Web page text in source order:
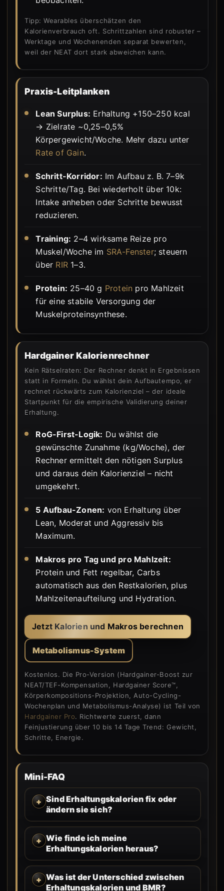
Tipp: Wearables überschätzen den
Kalorienverbrauch oft. Schrittzahlen sind robuster –
Werktage und Wochenenden separat bewerten,
weil der NEAT dort stark abweichen kann.
Praxis-Leitplanken
Lean Surplus: Erhaltung +150–250 kcal
→ Zielrate ~0,25–0,5%
Körpergewicht/Woche. Mehr dazu unter
Rate of Gain.
Schritt-Korridor: Im Aufbau z. B. 7–9k
Schritte/Tag. Bei wiederholt über 10k:
Intake anheben oder Schritte bewusst
reduzieren.
Training: 2–4 wirksame Reize pro
Muskel/Woche im SRA-Fenster; steuern
über RIR 1–3.
Protein: 25–40 g Protein pro Mahlzeit
für eine stabile Versorgung der
Muskelproteinsynthese.
Hardgainer Kalorienrechner
Kein Rätselraten: Der Rechner denkt in Ergebnissen
statt in Formeln. Du wählst dein Aufbautempo, er
rechnet rückwärts zum Kalorienziel – der ideale
Startpunkt für die empirische Validierung deiner
Erhaltung.
RoG-First-Logik: Du wählst die
gewünschte Zunahme (kg/Woche), der
Rechner ermittelt den nötigen Surplus
und daraus dein Kalorienziel – nicht
umgekehrt.
5 Aufbau-Zonen: von Erhaltung über
Lean, Moderat und Aggressiv bis
Maximum.
Makros pro Tag und pro Mahlzeit:
Protein und Fett regelbar, Carbs
automatisch aus den Restkalorien, plus
Mahlzeitenaufteilung und Hydration.
Jetzt Kalorien und Makros berechnen
Metabolismus-System
Kostenlos. Die Pro-Version (Hardgainer-Boost zur
NEAT/TEF-Kompensation, Hardgainer Score™,
Körperkompositions-Projektion, Auto-Cycling-
Wochenplan und Metabolismus-Analyse) ist Teil von
Hardgainer Pro. Richtwerte zuerst, dann
Feinjustierung über 10 bis 14 Tage Trend: Gewicht,
Schritte, Energie.
Mini-FAQ
Sind Erhaltungskalorien fix oder
ändern sie sich?
Wie finde ich meine
Erhaltungskalorien heraus?
Was ist der Unterschied zwischen
Erhaltungskalorien und BMR?